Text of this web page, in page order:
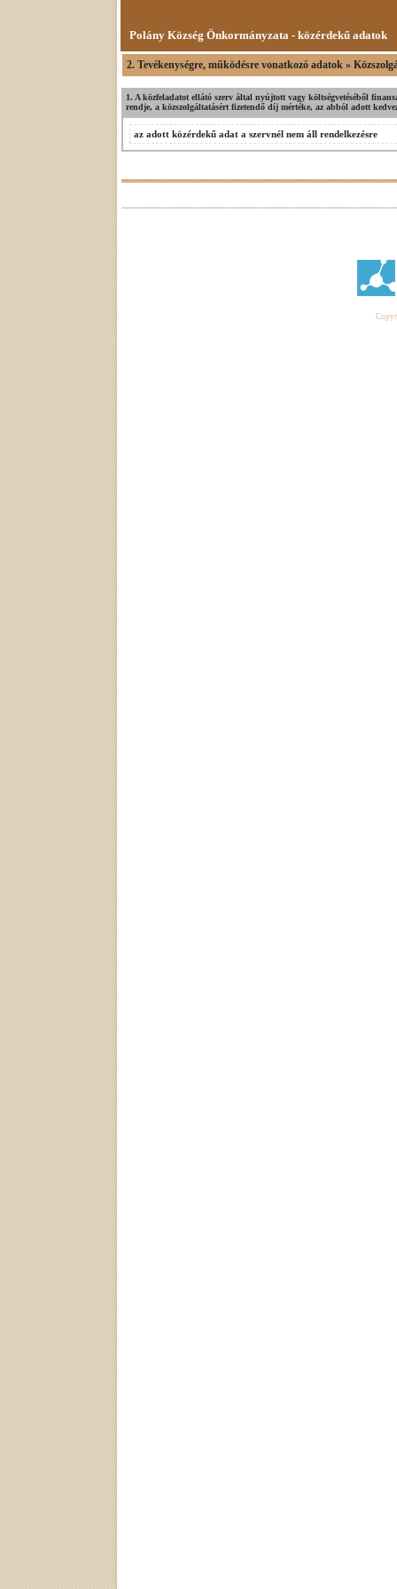
Polány Község Önkormányzata - közérdekű adatok
2. Tevékenységre, működésre vonatkozó adatok »
1. A közfeladatot ellátó szerv által nyújtott vagy költségvetéséből
rendje, a közszolgáltatásért fizetendő díj mértéke, az abból adott
az adott közérdekű adat a szervnél nem áll rendelkezésre